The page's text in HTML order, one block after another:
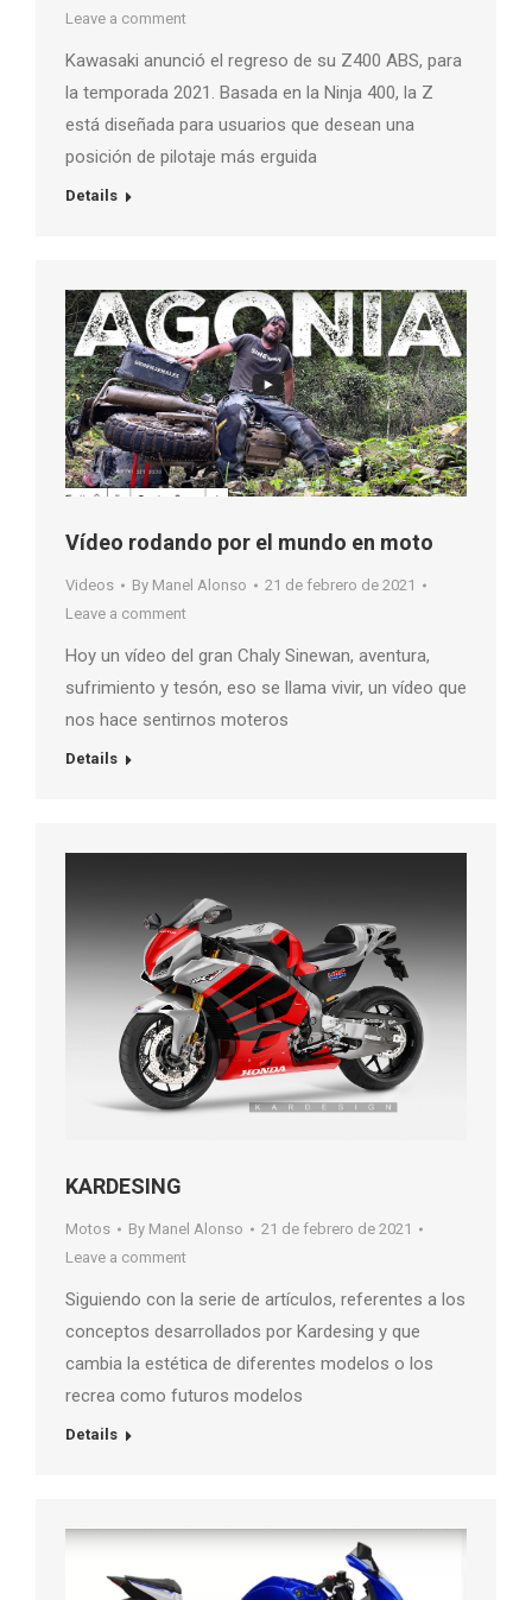
Leave a comment
Kawasaki anunció el regreso de su Z400 ABS, para
la temporada 2021. Basada en la Ninja 400, la Z
está diseñada para usuarios que desean una
posición de pilotaje más erguida
Details
Vídeo rodando por el mundo en moto
Videos By Manel Alonso
21 de febrero de 2021
Leave a comment
Hoy un vídeo del gran Chaly Sinewan, aventura,
sufrimiento y tesón, eso se llama vivir, un vídeo que
nos hace sentirnos moteros
Details
KARDESING
Motos By Manel Alonso
21 de febrero de 2021
Leave a comment
Siguiendo con la serie de artículos, referentes a los
conceptos desarrollados por Kardesing y que
cambia la estética de diferentes modelos o los
recrea como futuros modelos
Details